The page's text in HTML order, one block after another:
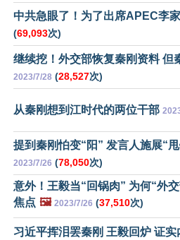
中共急眼了！为了出席APEC李
(69,093次)
继续挖！外交部恢复秦刚资料 但
2023/7/28 (28,527次)
从秦刚想到江时代的两位干部
提到秦刚怕变“阳” 发言人施展“
2023/7/26 (78,050次)
意外！王毅当“回锅肉” 为何“外
焦点 🖼️ 2023/7/26 (37,510次)
习近平挥泪罢秦刚 王毅回炉 证实